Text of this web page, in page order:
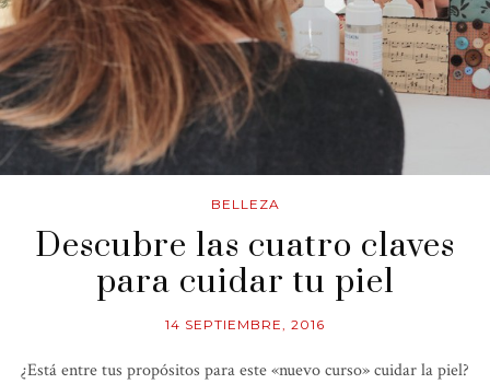
BELLEZA
Descubre las cuatro claves
para cuidar tu piel
14 SEPTIEMBRE, 2016
¿Está entre tus propósitos para este «nuevo curso» cuidar la piel?